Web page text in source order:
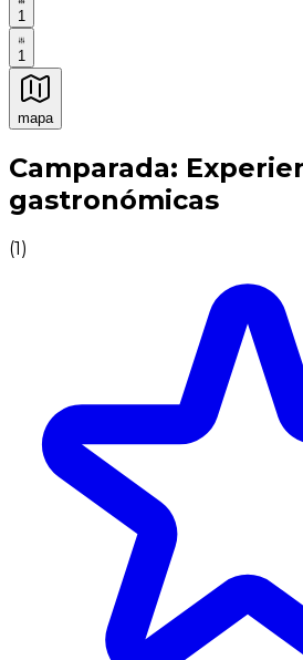
1
1
mapa
Experiencias culinarias
Camparada:
gastronómicas
(1)